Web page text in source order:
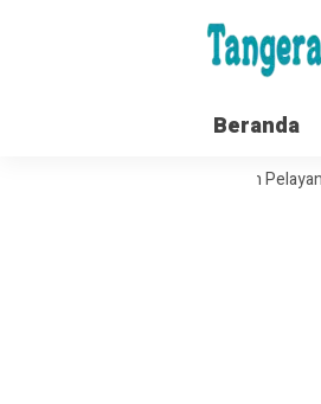
Beranda
Tata Kelola Organisasi dan Pelayanan